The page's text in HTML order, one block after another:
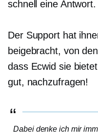
schnell eine Antwort.
Der Support hat
beigebracht, von
dass Ecwid sie
gut, nachzufragen!
Dabei denke ich mir